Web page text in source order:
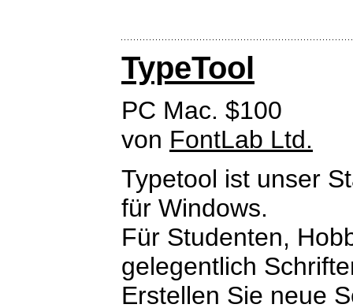
TypeTool
PC Mac. $100
von FontLab Ltd.
Typetool ist unser
für Windows.
Für Studenten,
gelegentlich
Erstellen Sie neue